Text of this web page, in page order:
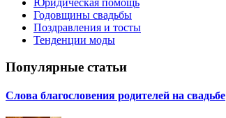
Юридическая помощь
Годовщины свадьбы
Поздравления и тосты
Тенденции моды
Популярные статьи
Слова благословения родителей на свадьбе